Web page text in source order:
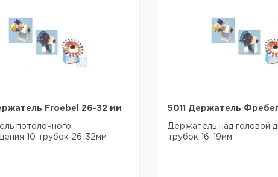
Froebel 26-32 мм
потолочного
10 трубок 26-32мм
5011 Держатель
Держатель над головой
трубок 16-19мм